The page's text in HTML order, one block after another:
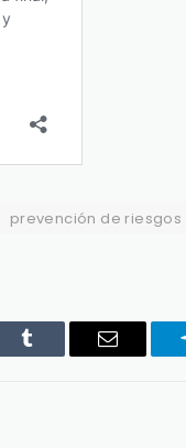
prevención de riesgos
Tumblr Email